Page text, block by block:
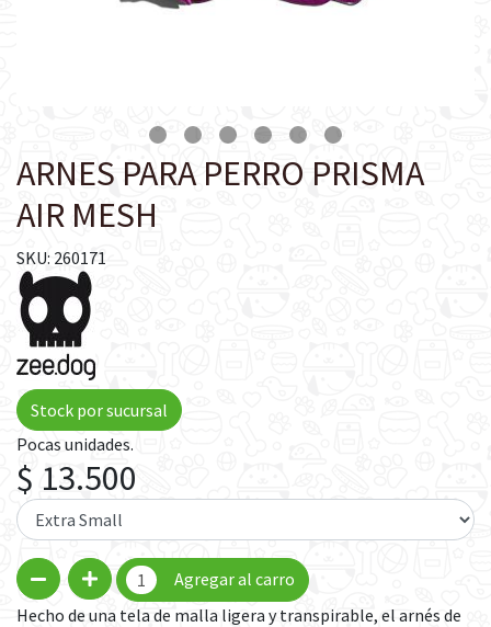
ARNES PARA PERRO PRISMA
AIR MESH
SKU: 260171
Stock por sucursal
Pocas unidades.
$ 13.500
Agregar al carro
Hecho de una tela de malla ligera y transpirable, el arnés de